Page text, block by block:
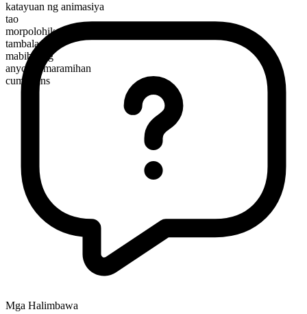
katayuan ng animasiya
tao
morpolohikal na kayarian
tambalan
mabibilang
anyo ng maramihan
cumbrains
Mga Halimbawa